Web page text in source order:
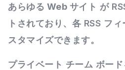
あらゆる Web サイト が
トされており、各 RSS フ
スタマイズできます。
プライベート チーム ボー